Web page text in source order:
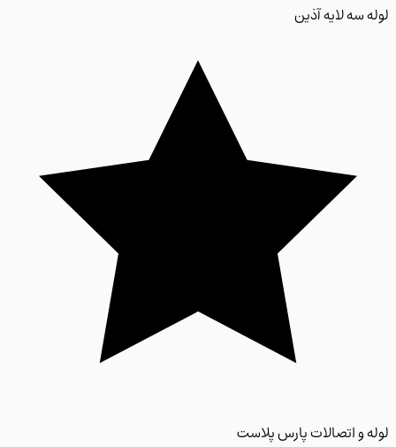
سه لایه آذین
و اتصالات پارس پلاست